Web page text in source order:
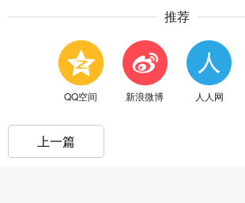
推荐
QQ空间 新浪微博 人人网
上一篇